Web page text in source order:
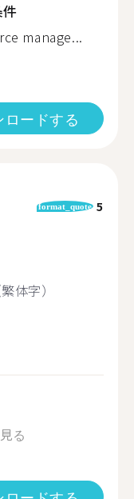
manage...
ードする
format_quote 5
体字）
る